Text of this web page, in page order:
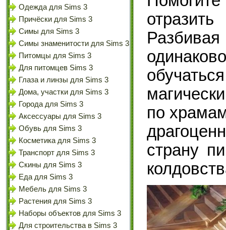
Одежда для Sims 3
Причёски для Sims 3
Симы для Sims 3
Симы знаменитости для Sims 3
Питомцы для Sims 3
Для питомцев Sims 3
Глаза и линзы для Sims 3
Дома, участки для Sims 3
Города для Sims 3
Аксессуары для Sims 3
Обувь для Sims 3
Косметика для Sims 3
Транспорт для Sims 3
Скины для Sims 3
Еда для Sims 3
Мебель для Sims 3
Растения для Sims 3
Наборы объектов для Sims 3
Для строительства в Sims 3
по
страну